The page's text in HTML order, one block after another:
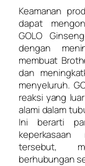
Keamanan
dapat
GOLO
dengan
membuat
dan
menyeluruh.
reaksi yang
alami dalam
Ini berarti
tersebut,
berhubungan